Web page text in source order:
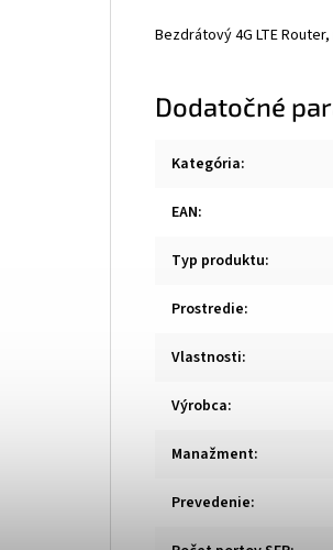
Bezdrátový 4G LTE
Dodatočné
Kategória:
EAN:
Typ produktu:
Prostredie:
Vlastnosti:
Výrobca:
Manažment:
Prevedenie: